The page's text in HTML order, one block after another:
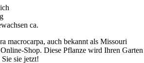
ca.
macrocarpa, auch bekannt als Missouri
Shop. Diese Pflanze wird Ihren Garten
sie jetzt!